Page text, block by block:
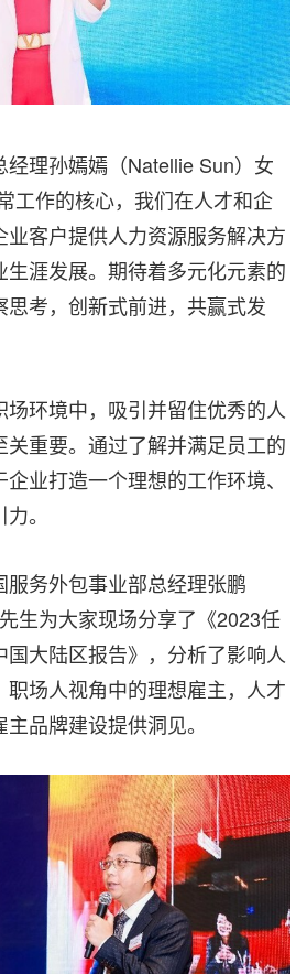
理孙嫣嫣（Natellie Sun）女
工作的核心，我们在人才和企
客户提供人力资源服务解决方
涯发展。期待着多元化元素的
考，创新式前进，共赢式发
环境中，吸引并留住优秀的人
重要。通过了解并满足员工的
业打造一个理想的工作环境、
。
务外包事业部总经理张鹏
生为大家现场分享了《2023任
大陆区报告》，分析了影响人
场人视角中的理想雇主，人才
品牌建设提供洞见。